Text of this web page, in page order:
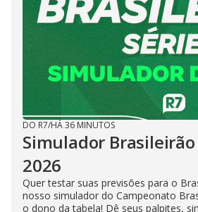
i
d
e
o
DO R7/HÁ 36 MINUTOS
Simulador Brasileirão
2026
Quer testar suas previsões para o
nosso simulador do Campeonato
o dono da tabela! Dê seus palpites,